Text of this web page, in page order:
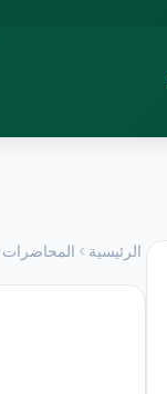
الرئيسية المحاضرات